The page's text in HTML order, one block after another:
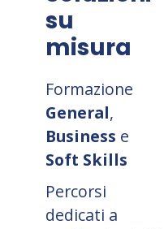
su
misura
Formazione
General,
Business e
Soft Skills
Percorsi
dedicati a